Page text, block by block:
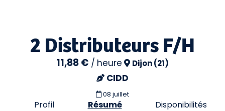
2 Distributeurs F/H
11,88 € / heure Dijon (21)
CIDD
08 juillet
Profil Résumé Disponibilités